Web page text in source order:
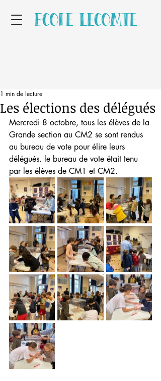
Ecole Lecomte
Les élections des délégués
1 min de lecture
Mercredi 8 octobre, tous les élèves de la
Grande section au CM2 se sont rendus
au bureau de vote pour élire leurs
délégués. le bureau de vote était tenu
par les élèves de CM1 et CM2.